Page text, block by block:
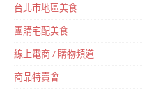
台北市地區美食
團購宅配美食
線上電商 / 購物頻道
商品特賣會